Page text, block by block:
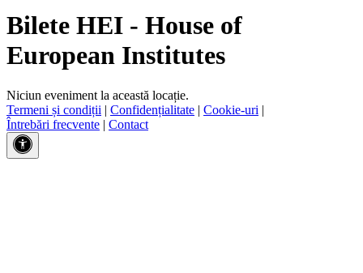
Bilete HEI - House of
European Institutes
Niciun eveniment la această locație.
Termeni și condiții | Confidențialitate | Cookie-uri |
Întrebări frecvente | Contact